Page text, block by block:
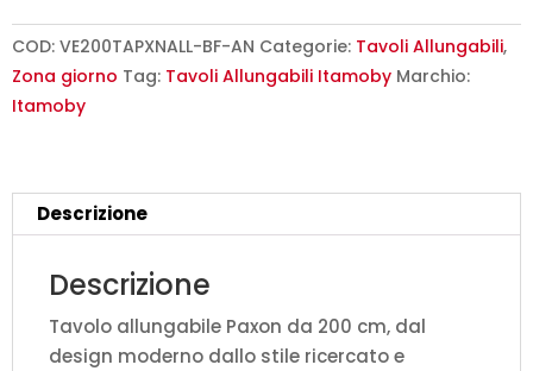
Paxon
bianco
frassino
quantità
COD: VE200TAPXNALL-BF-AN Categorie: Tavoli Allungabili,
Zona giorno Tag: Tavoli Allungabili Itamoby Marchio:
Itamoby
Descrizione
Descrizione
Tavolo allungabile Paxon da 200 cm, dal
design moderno dallo stile ricercato e